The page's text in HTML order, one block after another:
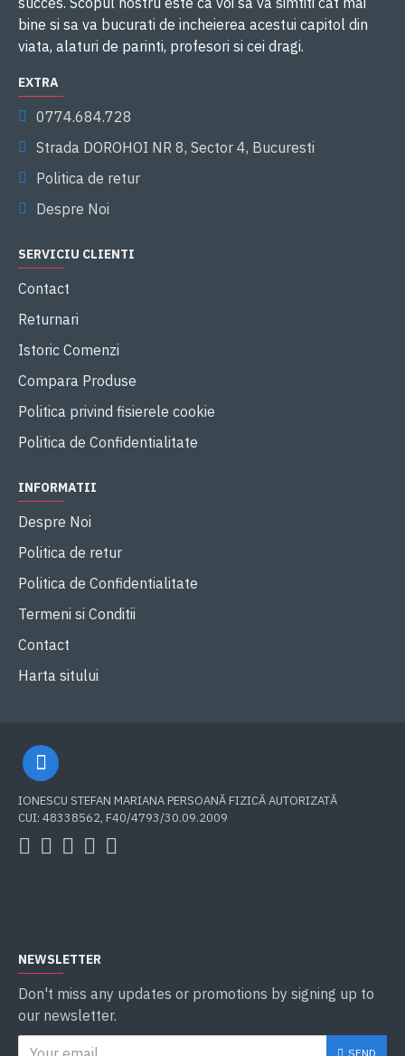
bine si sa va bucurati de incheierea acestui capitol din
viata, alaturi de parinti, profesori si cei dragi.
EXTRA
0774.684.728
Strada DOROHOI NR 8, Sector 4, Bucuresti
Politica de retur
Despre Noi
SERVICIU CLIENTI
Contact
Returnari
Istoric Comenzi
Compara Produse
Politica privind fisierele cookie
Politica de Confidentialitate
INFORMATII
Despre Noi
Politica de retur
Politica de Confidentialitate
Termeni si Conditii
Contact
Harta sitului
IONESCU STEFAN MARIANA PERSOANĂ FIZICĂ AUTORIZATĂ
CUI: 48338562, F40/4793/30.09.2009
NEWSLETTER
Don't miss any updates or promotions by signing up to
our newsletter.
SEND